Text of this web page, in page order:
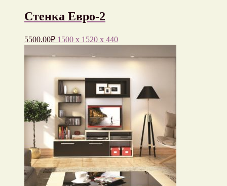
Стенка Евро-2
5500.00₽ 1500 x 1520 x 440